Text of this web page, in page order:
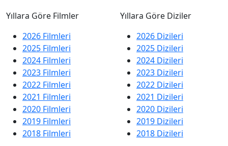
Yıllara Göre Filmler
2026 Filmleri
2025 Filmleri
2024 Filmleri
2023 Filmleri
2022 Filmleri
2021 Filmleri
2020 Filmleri
2019 Filmleri
2018 Filmleri
Yıllara Göre Diziler
2026 Dizileri
2025 Dizileri
2024 Dizileri
2023 Dizileri
2022 Dizileri
2021 Dizileri
2020 Dizileri
2019 Dizileri
2018 Dizileri